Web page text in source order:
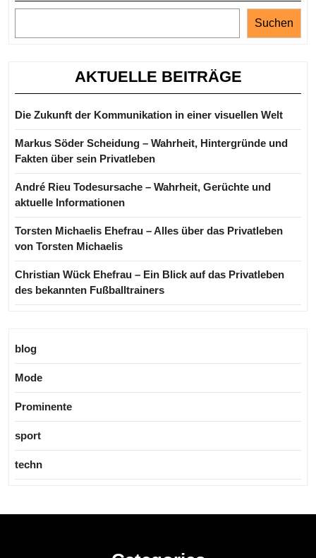
Suchen
AKTUELLE BEITRÄGE
Die Zukunft der Kommunikation in einer visuellen Welt
Markus Söder Scheidung – Wahrheit, Hintergründe und
Fakten über sein Privatleben
André Rieu Todesursache – Wahrheit, Gerüchte und
aktuelle Informationen
Torsten Michaelis Ehefrau – Alles über das Privatleben
von Torsten Michaelis
Christian Wück Ehefrau – Ein Blick auf das Privatleben
des bekannten Fußballtrainers
blog
Mode
Prominente
sport
techn